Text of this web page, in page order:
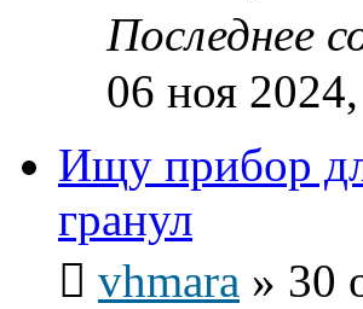
Последнее
06 ноя
Ищу прибор
гранул
vhmara » 30